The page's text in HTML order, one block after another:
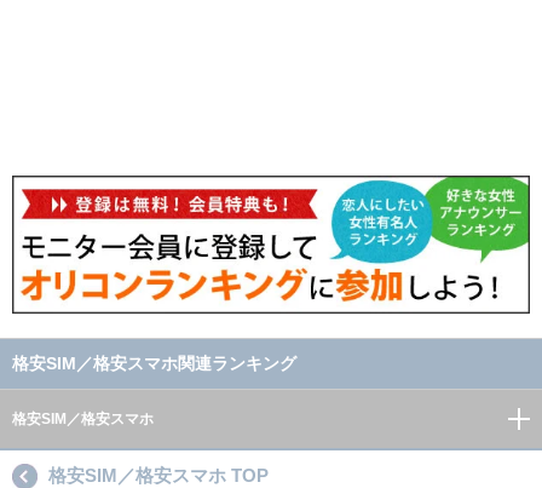
格安SIM／格安スマホ関連ランキング
格安SIM／格安スマホ
格安SIM／格安スマホ TOP